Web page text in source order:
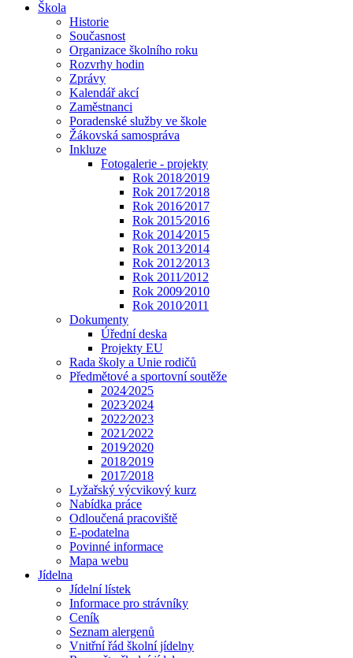
Škola
Historie
Současnost
Organizace školního roku
Rozvrhy hodin
Zprávy
Kalendář akcí
Zaměstnanci
Poradenské služby ve škole
Žákovská samospráva
Inkluze
Fotogalerie - projekty
Rok 2018⁄2019
Rok 2017⁄2018
Rok 2016⁄2017
Rok 2015⁄2016
Rok 2014⁄2015
Rok 2013⁄2014
Rok 2012⁄2013
Rok 2011⁄2012
Rok 2009⁄2010
Rok 2010⁄2011
Dokumenty
Úřední deska
Projekty EU
Rada školy a Unie rodičů
Předmětové a sportovní soutěže
2024⁄2025
2023⁄2024
2022⁄2023
2021⁄2022
2019⁄2020
2018⁄2019
2017⁄2018
Lyžařský výcvikový kurz
Nabídka práce
Odloučená pracoviště
E-podatelna
Povinné informace
Mapa webu
Jídelna
Jídelní lístek
Informace pro strávníky
Ceník
Seznam alergenů
Vnitřní řád školní jídelny